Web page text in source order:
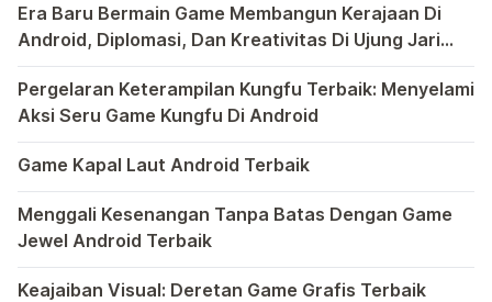
pengaturan keyboard. Saat ini, para
pengguna Android memiliki fleksibilitas
untuk memilih […]
Era Baru Bermain Game Membangun Kerajaan Di
Android, Diplomasi, Dan Kreativitas Di Ujung Jari
Anda
Bermain game di platform Android telah menjadi bagian
Pergelaran Keterampilan Kungfu Terbaik: Menyelami
Aksi Seru Game Kungfu Di Android
Dunia game selalu menawarkan pengalaman yang
Game Kapal Laut Android Terbaik
Di dunia game Android yang kaya dengan berbagai jenis
Menggali Kesenangan Tanpa Batas Dengan Game
Jewel Android Terbaik
Dalam hiruk-pikuk dunia game Android, ada satu genre
Keajaiban Visual: Deretan Game Grafis Terbaik